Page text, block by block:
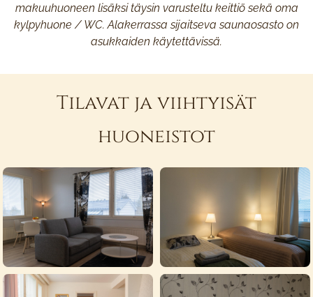
makuuhuoneen lisäksi täysin varusteltu keittiö sekä oma
kylpyhuone / WC. Alakerrassa sijaitseva saunaosasto on
asukkaiden käytettävissä.
Tilavat ja viihtyisät
huoneistot